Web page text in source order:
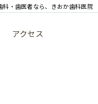
・歯医者なら、きおか歯科医院
アクセス